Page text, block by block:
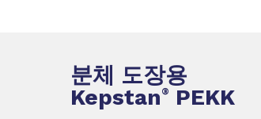
분체 도장용
Kepstan ® PEKK